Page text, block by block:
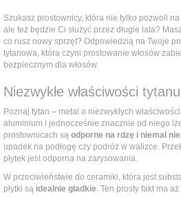
Szukasz prostownicy, która nie tylko pozwoli
ale też będzie Ci służyć przez długie lata?
co rusz nowy sprzęt? Odpowiedzią na Twoje
tytanowa, która czyni prostowanie włosów
bezpiecznym dla włosów.
Niezwykłe właściwości tytanu
Poznaj tytan – metal o niezwykłych
aluminium i jednocześnie znacznie od niego
prostownicach są odporne na rdzę i niemal
upadek na podłogę czy podróż w walizce.
płytek jest odporna na zarysowania.
W przeciwieństwie do ceramiki, która jest
płytki są idealnie gładkie. Ten prosty fakt ma